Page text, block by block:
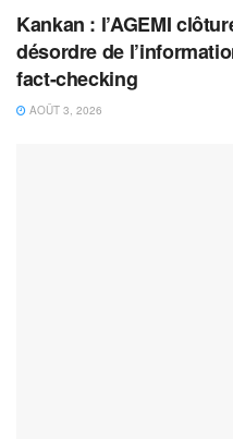
Kankan : l’AGEMI
désordre de
fact-checking
AOÛT 3, 2026